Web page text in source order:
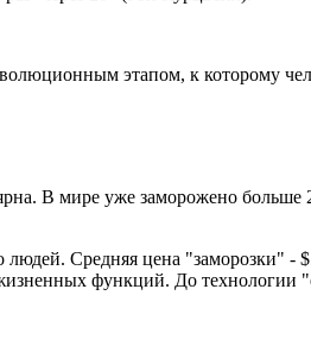
этапом, к которому
В мире уже заморожено
людей. Средняя цена "заморозки" -
функций. До технологии